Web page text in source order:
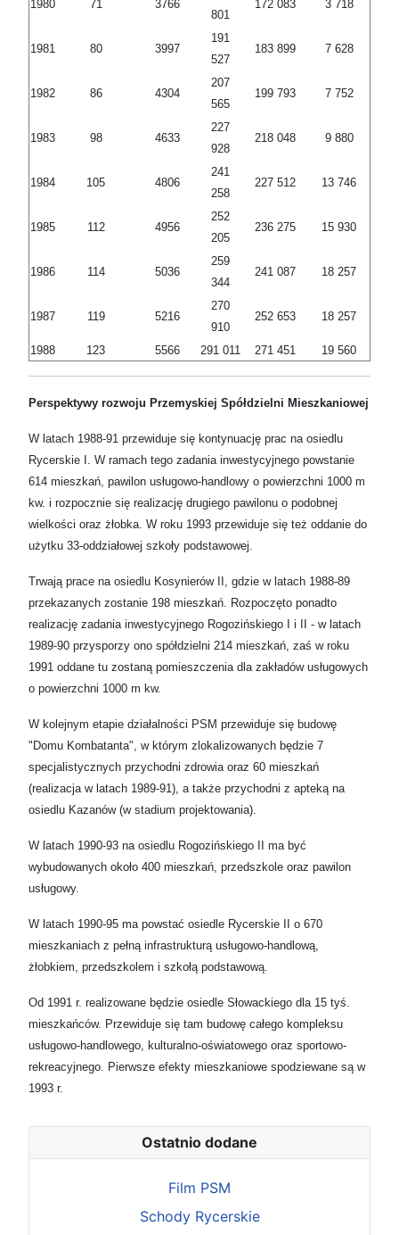
1980 71 3766
801
172 083 3 718
1981 80 3997
191
527
183 899 7 628
1982 86 4304
207
565
199 793 7 752
1983 98 4633
227
928
218 048 9 880
1984 105 4806
241
258
227 512 13 746
1985 112 4956
252
205
236 275 15 930
1986 114 5036
259
344
241 087 18 257
1987 119 5216
270
910
252 653 18 257
1988 123 5566 291 011 271 451 19 560
Perspektywy rozwoju Przemyskiej Spółdzielni Mieszkaniowej
W latach 1988-91 przewiduje się kontynuację prac na osiedlu
Rycerskie I. W ramach tego zadania inwestycyjnego powstanie
614 mieszkań, pawilon usługowo-handlowy o powierzchni 1000 m
kw. i rozpocznie się realizację drugiego pawilonu o podobnej
wielkości oraz żłobka. W roku 1993 przewiduje się też oddanie do
użytku 33-oddziałowej szkoły podstawowej.
Trwają prace na osiedlu Kosynierów II, gdzie w latach 1988-89
przekazanych zostanie 198 mieszkań. Rozpoczęto ponadto
realizację zadania inwestycyjnego Rogozińskiego I i II - w latach
1989-90 przysporzy ono spółdzielni 214 mieszkań, zaś w roku
1991 oddane tu zostaną pomieszczenia dla zakładów usługowych
o powierzchni 1000 m kw.
W kolejnym etapie działalności PSM przewiduje się budowę
"Domu Kombatanta", w którym zlokalizowanych będzie 7
specjalistycznych przychodni zdrowia oraz 60 mieszkań
(realizacja w latach 1989-91), a także przychodni z apteką na
osiedlu Kazanów (w stadium projektowania).
W latach 1990-93 na osiedlu Rogozińskiego II ma być
wybudowanych około 400 mieszkań, przedszkole oraz pawilon
usługowy.
W latach 1990-95 ma powstać osiedle Rycerskie II o 670
mieszkaniach z pełną infrastrukturą usługowo-handlową,
żłobkiem, przedszkolem i szkołą podstawową.
Od 1991 r. realizowane będzie osiedle Słowackiego dla 15 tyś.
mieszkańców. Przewiduje się tam budowę całego kompleksu
usługowo-handlowego, kulturalno-oświatowego oraz sportowo-
rekreacyjnego. Pierwsze efekty mieszkaniowe spodziewane są w
1993 r.
Ostatnio dodane
Film PSM
Schody Rycerskie